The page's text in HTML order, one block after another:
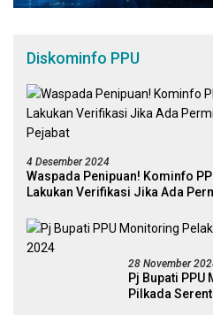
Diskominfo PPU
4 Desember 2024
Waspada Penipuan! Kominfo
Lakukan Verifikasi Jika Ada
28 November
Pj Bupati
Pilkada